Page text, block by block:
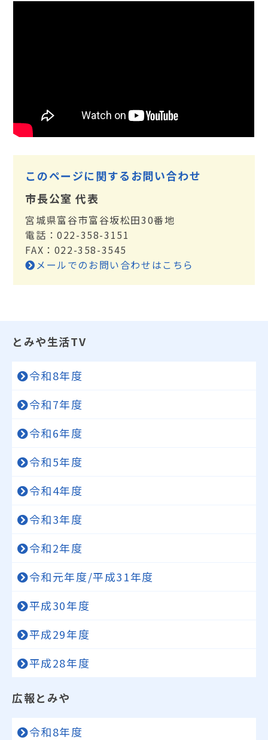
このページに関するお問い合わせ
市長公室 代表
宮城県富谷市富谷坂松田30番地
電話：022-358-3151
FAX：022-358-3545
メールでのお問い合わせはこちら
とみや生活TV
令和8年度
令和7年度
令和6年度
令和5年度
令和4年度
令和3年度
令和2年度
令和元年度/平成31年度
平成30年度
平成29年度
平成28年度
広報とみや
令和8年度